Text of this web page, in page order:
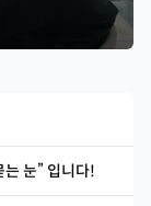
는 눈” 입니다!